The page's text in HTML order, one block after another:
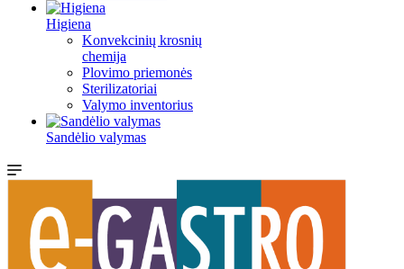
Higiena
Konvekcinių krosnių
chemija
Plovimo priemonės
Sterilizatoriai
Valymo inventorius
Sandėlio valymas